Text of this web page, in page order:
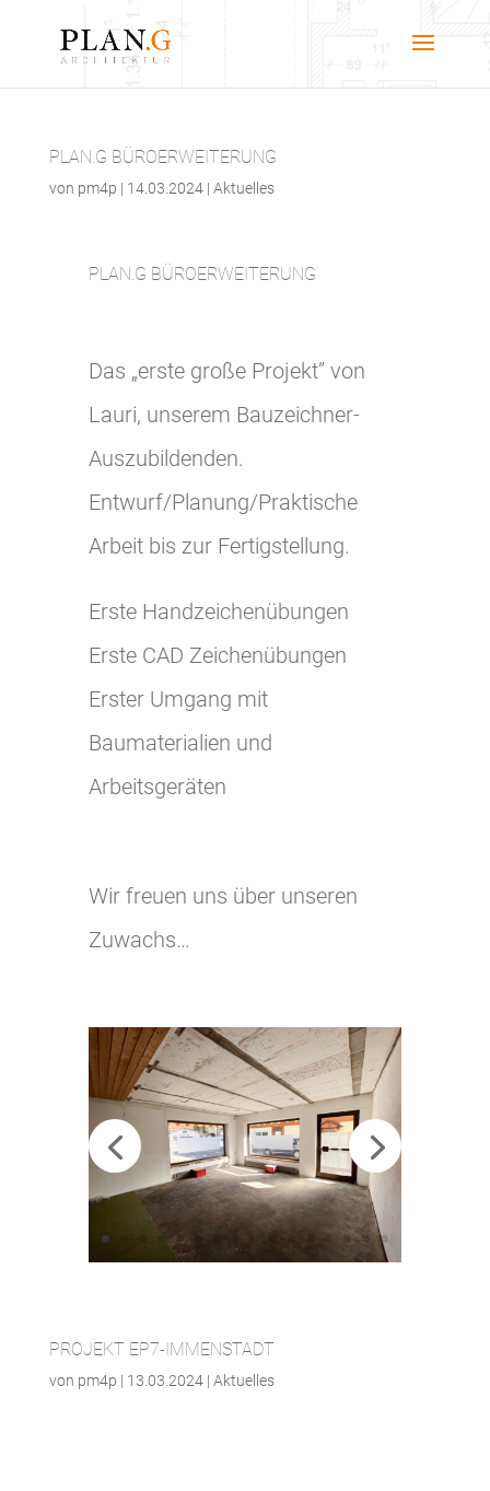
PLAN.G BÜROERWEITERUNG
von pm4p | 14.03.2024| Aktuelles
PLAN.G BÜROERWEITERUNG
Das „erste große Projekt” von
Lauri, unserem Bauzeichner-
Auszubildenden.
Entwurf/Planung/Praktische
Arbeit bis zur Fertigstellung.
Erste Handzeichenübungen
Erste CAD Zeichenübungen
Erster Umgang mit
Baumaterialien und
Arbeitsgeräten
Wir freuen uns über unseren
Zuwachs…
PROJEKT EP7-IMMENSTADT
von pm4p | 13.03.2024| Aktuelles